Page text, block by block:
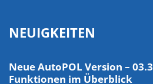
NEUIGKEITEN
Neue AutoPOL Version –
Funktionen im Überblick